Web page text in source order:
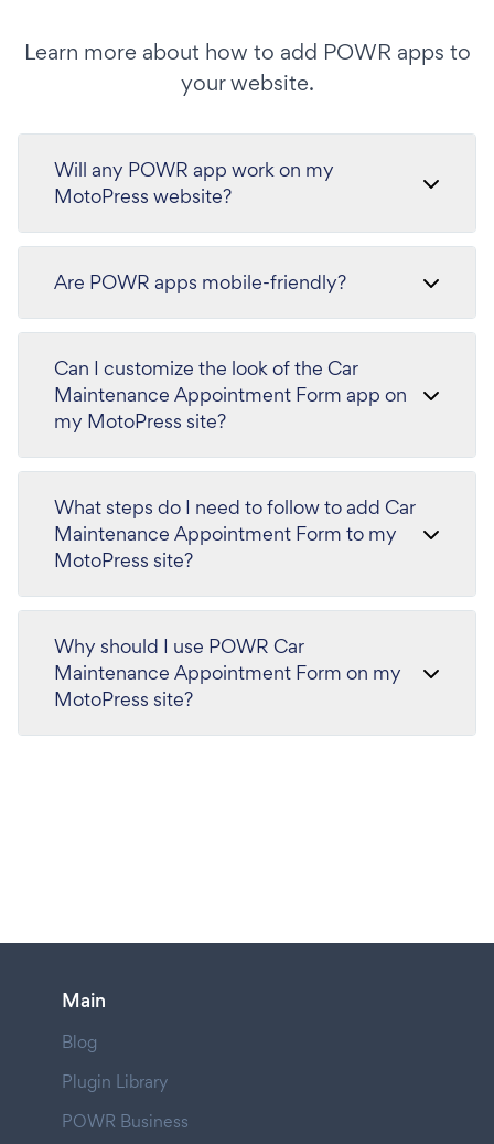
Learn more about how to add POWR apps to
your website.
Will any POWR app work on my
MotoPress website?
Are POWR apps mobile-friendly?
Can I customize the look of the Car
Maintenance Appointment Form app on
my MotoPress site?
What steps do I need to follow to add Car
Maintenance Appointment Form to my
MotoPress site?
Why should I use POWR Car
Maintenance Appointment Form on my
MotoPress site?
Main
Blog
Plugin Library
POWR Business